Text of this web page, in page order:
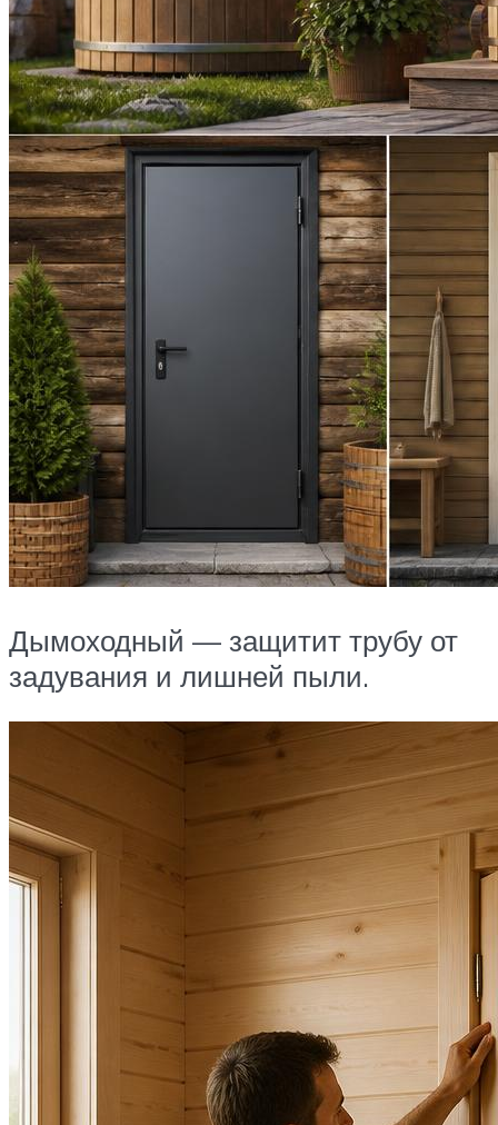
Дымоходный — защитит трубу от
задувания и лишней пыли.